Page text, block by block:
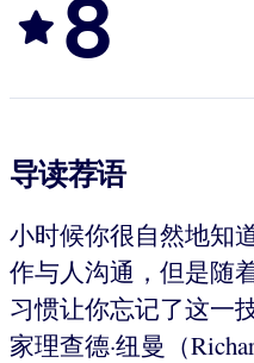
8
导读荐语
小时候你很自然地知
作与人沟通，但是随
习惯让你忘记了这一
家理查德·纽曼（